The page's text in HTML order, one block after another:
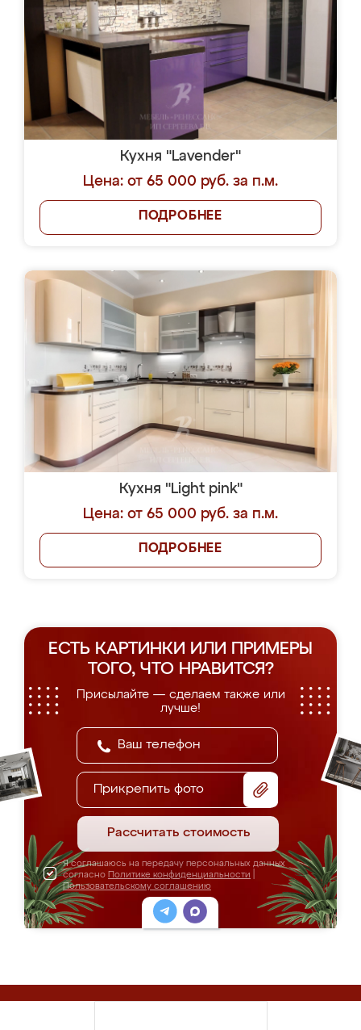
Кухня "Lavender"
Цена: от 65 000 руб. за п.м.
ПОДРОБНЕЕ
Кухня "Light pink"
Цена: от 65 000 руб. за п.м.
ПОДРОБНЕЕ
ЕСТЬ КАРТИНКИ ИЛИ ПРИМЕРЫ
ТОГО, ЧТО НРАВИТСЯ?
Присылайте — сделаем также или
лучше!
Прикрепить фото
Рассчитать стоимость
Я соглашаюсь на передачу персональных данных
согласно Политике конфиденциальности
Пользовательскому соглашению